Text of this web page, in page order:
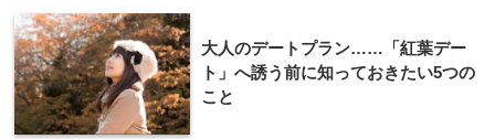
大人のデートプラン……「紅葉デー
ト」へ誘う前に知っておきたい5つの
こと